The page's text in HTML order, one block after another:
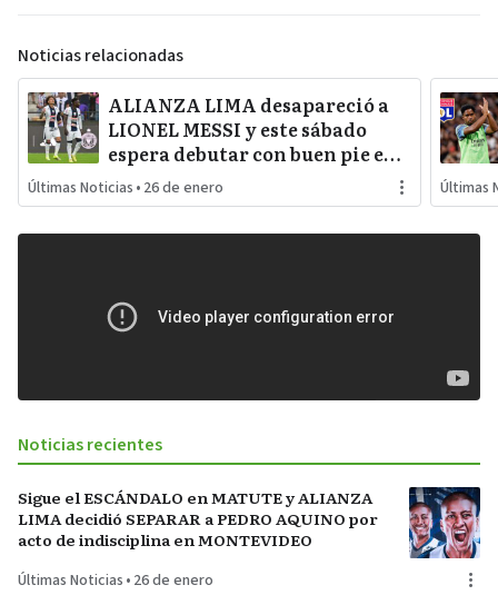
Noticias relacionadas
ALIANZA LIMA desapareció a
LIONEL MESSI y este sábado
espera debutar con buen pie en
LA INCONTRASTABLE
Últimas Noticias • 26 de enero Últimas
Noticias recientes
Sigue el ESCÁNDALO en MATUTE y ALIANZA
LIMA decidió SEPARAR a PEDRO AQUINO por
acto de indisciplina en MONTEVIDEO
Últimas Noticias • 26 de enero